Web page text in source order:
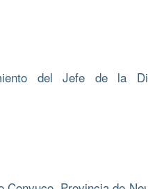
del Jefe de la